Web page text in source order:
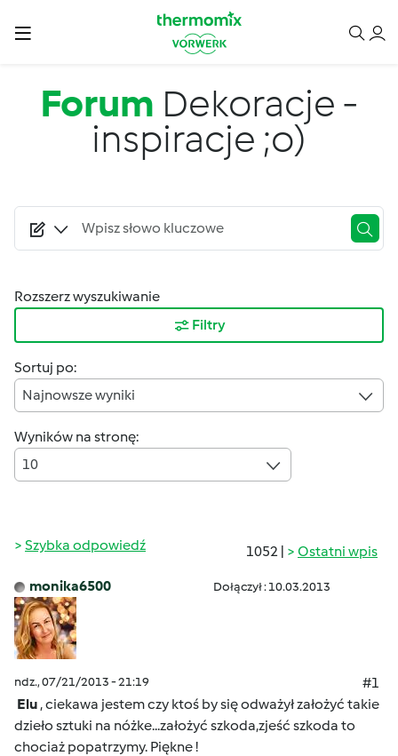
Forum Dekoracje -
inspiracje ;o)
Rozszerz wyszukiwanie
Filtry
Sortuj po:
Najnowsze wyniki
Wyników na stronę:
10
1052 | Ostatni wpis
Szybka odpowiedź
monika6500 Dołączył : 10.03.2013
ndz., 07/21/2013 - 21:19
#1
Elu , ciekawa jestem czy ktoś by się odważył założyć takie
dzieło sztuki na nóżke...założyć szkoda,zjeść szkoda to
chociaż popatrzymy. Piękne !